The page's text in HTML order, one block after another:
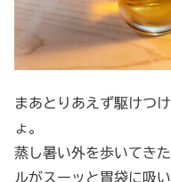
まあとりあえず駆けつ
ょ。
蒸し暑い外を歩いてき
ルがスーッと胃袋に吸